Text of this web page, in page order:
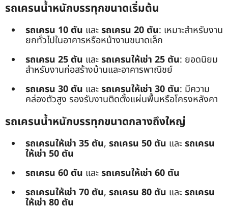
รถเครนน้ำหนักบรรทุกขนาดเริ่มต้น
รถเครน 10 ตัน และรถเครน 20 ตัน: เหมาะสำหรับงาน
ยกทั่วไปในอาคารหรือหน้างานขนาดเล็ก
รถเครน 25 ตัน และรถเครนให้เช่า 25 ตัน: ยอดนิยม
สำหรับงานก่อสร้างบ้านและอาคารพาณิชย์
รถเครน 30 ตัน และรถเครนให้เช่า 30 ตัน: มีความ
คล่องตัวสูง รองรับงานติดตั้งแผ่นพื้นหรือโครงหลังคา
รถเครนน้ำหนักบรรทุกขนาดกลางถึงใหญ่
รถเครนให้เช่า 35 ตัน, รถเครน 50 ตัน และรถเครน
ให้เช่า 50 ตัน
รถเครน 60 ตัน และรถเครนให้เช่า 60 ตัน
รถเครนให้เช่า 70 ตัน, รถเครน 80 ตัน และรถเครน
ให้เช่า 80 ตัน